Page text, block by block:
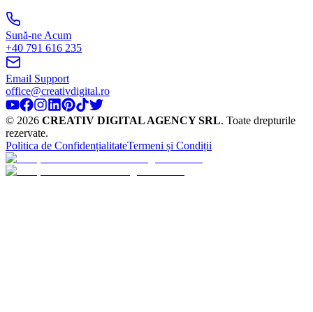
Sună-ne Acum
+40 791 616 235
Email Support
office@creativdigital.ro
© 2026 CREATIV DIGITAL AGENCY SRL. Toate drepturile
rezervate.
Politica de ConfidențialitateTermeni și Condiții